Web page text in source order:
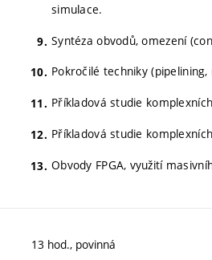
simulace.
Syntéza obvodů, omezení
Pokročilé techniky
Příkladová studie
Příkladová studie
Obvody FPGA, využití
13 hod., povinná